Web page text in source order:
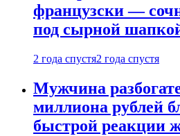
французски —
под сырной
2 года спустя2 года спустя
Мужчина
миллиона рублей
быстрой реакции